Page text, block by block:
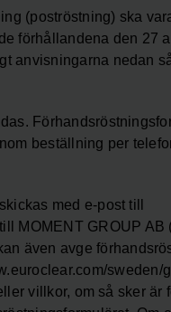
(poströstning) ska
förhållandena den 27
anvisningarna nedan
beställning per
med e-post till
MOMENT GROUP AB
även avge
sweden/
villkor, om så sker är